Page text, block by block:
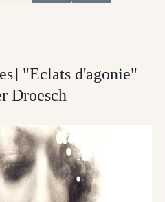
"Eclats d'agonie"
Droesch